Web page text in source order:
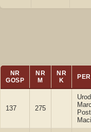
NR
GOSP
NR
M
NR
K
137 275